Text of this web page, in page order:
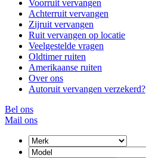
Voorruit vervangen
Achterruit vervangen
Zijruit vervangen
Ruit vervangen op locatie
Veelgestelde vragen
Oldtimer ruiten
Amerikaanse ruiten
Over ons
Autoruit vervangen verzekerd?
Bel ons
Mail ons